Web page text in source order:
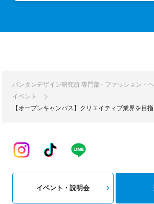
バンタンデザイン研究所 専門部 - ファッション・
イベント
【オープンキャンパス】クリエイティブ業界を
イベント・説明会